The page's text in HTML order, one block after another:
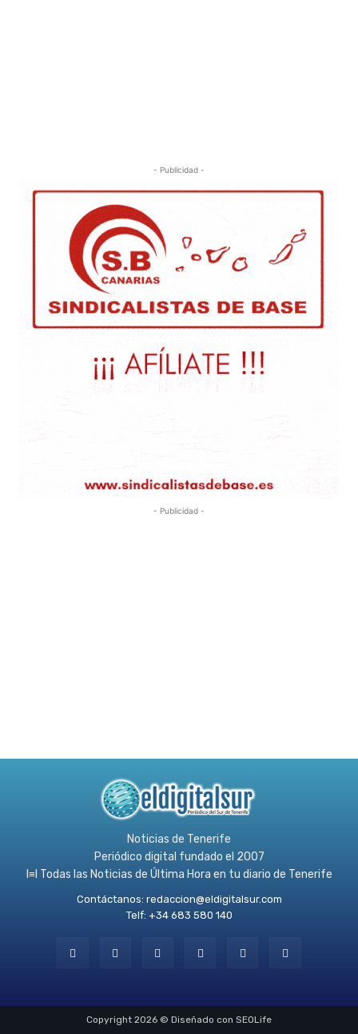
- Publicidad -
- Publicidad -
Noticias de Tenerife
Periódico digital fundado el 2007
l≡l Todas las Noticias de Última Hora en tu diario de Tenerife
Contáctanos: redaccion@eldigitalsur.com
Telf: +34 683 580 140
Copyright 2026 © Diseñado con SEOLife